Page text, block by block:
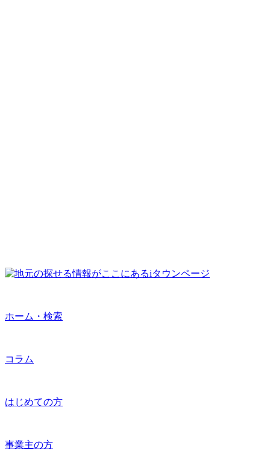
ホーム・検索
コラム
はじめての方
事業主の方